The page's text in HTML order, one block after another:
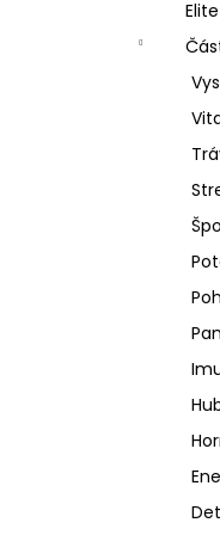
Elite
329 Kč